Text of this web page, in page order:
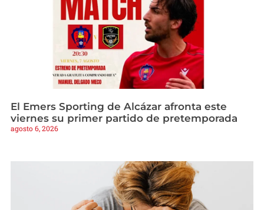
El Emers Sporting de Alcázar afronta este
viernes su primer partido de pretemporada
agosto 6, 2026